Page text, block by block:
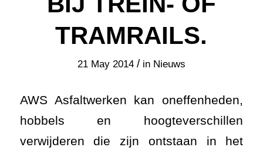
TRAMRAILS.
21 May 2014 / in Nieuws
AWS Asfaltwerken kan oneffenheden,
hobbels en hoogteverschillen
verwijderen die zijn ontstaan in het